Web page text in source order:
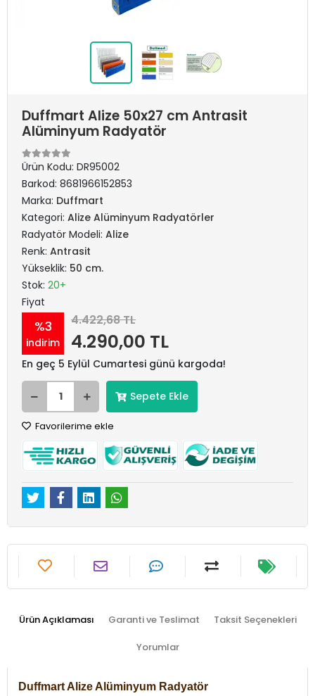
Duffmart Alize 50x27 cm Antrasit
Alüminyum Radyatör
Ürün Kodu: DR95002
Barkod: 8681966152853
Marka: Duffmart
Kategori: Alize Alüminyum Radyatörler
Radyatör Modeli: Alize
Renk: Antrasit
Yükseklik: 50 cm.
Stok: 20+
Fiyat
%3
indirim
4.422,68 TL
4.290,00 TL
En geç 5 Eylül Cumartesi günü kargoda!
Sepete Ekle
Favorilerime ekle
Ürün Açıklaması Garanti ve Teslimat Taksit Seçenekleri
Yorumlar
Duffmart Alize Alüminyum Radyatör